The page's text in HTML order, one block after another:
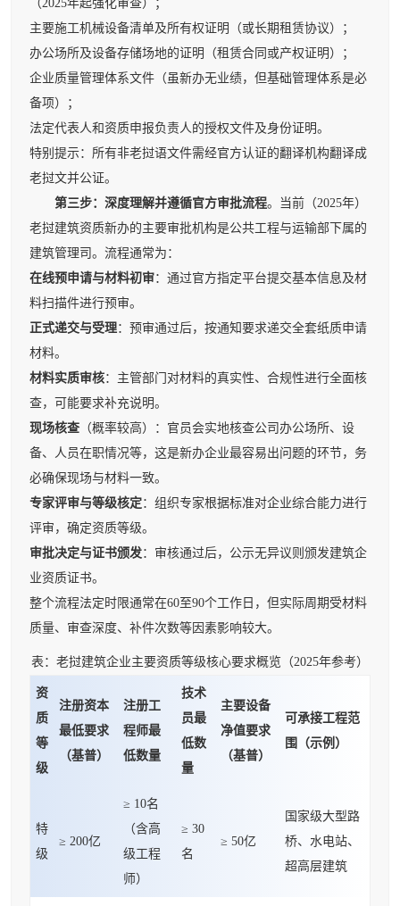
（2025年起强化审查）；
主要施工机械设备清单及所有权证明（或长期租赁协议）；
办公场所及设备存储场地的证明（租赁合同或产权证明）；
企业质量管理体系文件（虽新办无业绩，但基础管理体系是必
备项）；
法定代表人和资质申报负责人的授权文件及身份证明。
特别提示：所有非老挝语文件需经官方认证的翻译机构翻译成
老挝文并公证。
第三步：深度理解并遵循官方审批流程。当前（2025年）
老挝建筑资质新办的主要审批机构是公共工程与运输部下属的
建筑管理司。流程通常为：
在线预申请与材料初审：通过官方指定平台提交基本信息及材
料扫描件进行预审。
正式递交与受理：预审通过后，按通知要求递交全套纸质申请
材料。
材料实质审核：主管部门对材料的真实性、合规性进行全面核
查，可能要求补充说明。
现场核查 （概率较高）：官员会实地核查公司办公场所、设
备、人员在职情况等，这是新办企业最容易出问题的环节，务
必确保现场与材料一致。
专家评审与等级核定：组织专家根据标准对企业综合能力进行
评审，确定资质等级。
审批决定与证书颁发：审核通过后，公示无异议则颁发建筑企
业资质证书。
整个流程法定时限通常在60至90个工作日，但实际周期受材料
质量、审查深度、补件次数等因素影响较大。
表：老挝建筑企业主要资质等级核心要求概览（2025年参考）
资
质
等
级
注册资本
最低要求
（基普）
注册工
程师最
低数量
技术
员最
低数
量
主要设备
净值要求
（基普）
可承接工程范
围（示例）
特
级
≥ 200亿
≥ 10名
（含高
级工程
师）
≥ 30
名
≥ 50亿
国家级大型路
桥、水电站、
超高层建筑